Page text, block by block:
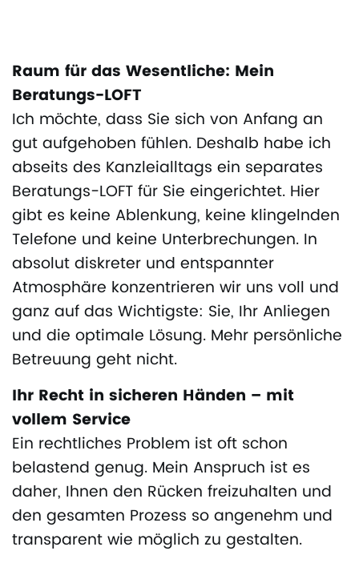
Raum für das Wesentliche: Mein
Beratungs-LOFT
Ich möchte, dass Sie sich von Anfang an
gut aufgehoben fühlen. Deshalb habe ich
abseits des Kanzleialltags ein separates
Beratungs-LOFT für Sie eingerichtet. Hier
gibt es keine Ablenkung, keine klingelnden
Telefone und keine Unterbrechungen. In
absolut diskreter und entspannter
Atmosphäre konzentrieren wir uns voll und
ganz auf das Wichtigste: Sie, Ihr Anliegen
und die optimale Lösung. Mehr persönliche
Betreuung geht nicht.
Ihr Recht in sicheren Händen – mit
vollem Service
Ein rechtliches Problem ist oft schon
belastend genug. Mein Anspruch ist es
daher, Ihnen den Rücken freizuhalten und
den gesamten Prozess so angenehm und
transparent wie möglich zu gestalten.